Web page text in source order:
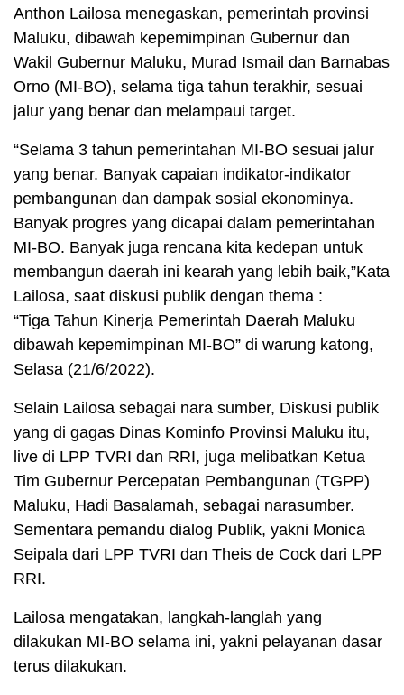
Anthon Lailosa menegaskan, pemerintah provinsi
Maluku, dibawah kepemimpinan Gubernur dan
Wakil Gubernur Maluku, Murad Ismail dan Barnabas
Orno (MI-BO), selama tiga tahun terakhir, sesuai
jalur yang benar dan melampaui target.
“Selama 3 tahun pemerintahan MI-BO sesuai jalur
yang benar. Banyak capaian indikator-indikator
pembangunan dan dampak sosial ekonominya.
Banyak progres yang dicapai dalam pemerintahan
MI-BO. Banyak juga rencana kita kedepan untuk
membangun daerah ini kearah yang lebih baik,”Kata
Lailosa, saat diskusi publik dengan thema :
“Tiga Tahun Kinerja Pemerintah Daerah Maluku
dibawah kepemimpinan MI-BO” di warung katong,
Selasa (21/6/2022).
Selain Lailosa sebagai nara sumber, Diskusi publik
yang di gagas Dinas Kominfo Provinsi Maluku itu,
live di LPP TVRI dan RRI, juga melibatkan Ketua
Tim Gubernur Percepatan Pembangunan (TGPP)
Maluku, Hadi Basalamah, sebagai narasumber.
Sementara pemandu dialog Publik, yakni Monica
Seipala dari LPP TVRI dan Theis de Cock dari LPP
RRI.
Lailosa mengatakan, langkah-langlah yang
dilakukan MI-BO selama ini, yakni pelayanan dasar
terus dilakukan.